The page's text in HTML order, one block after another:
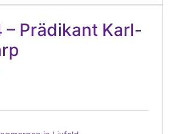
– Prädikant Karl-